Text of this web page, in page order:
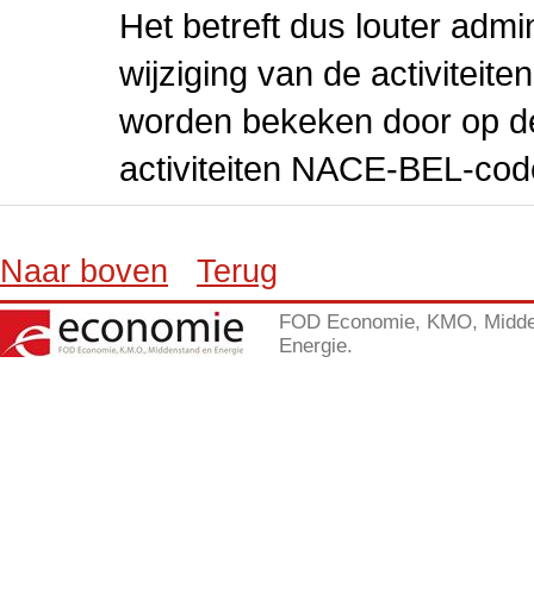
Het betreft dus louter
wijziging van de
worden bekeken door op
activiteiten NACE-BEL-
Naar boven Terug
FOD Economie, KMO,
Energie.